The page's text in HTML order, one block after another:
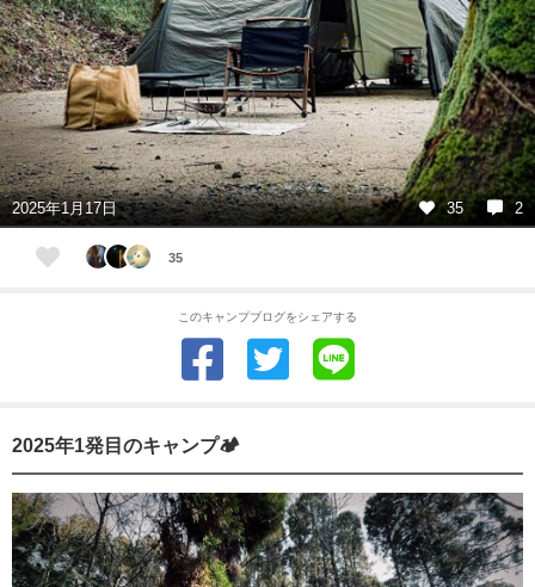
2025年1月17日 35 2
35
このキャンプブログをシェアする
2025年1発目のキャンプ🏕️